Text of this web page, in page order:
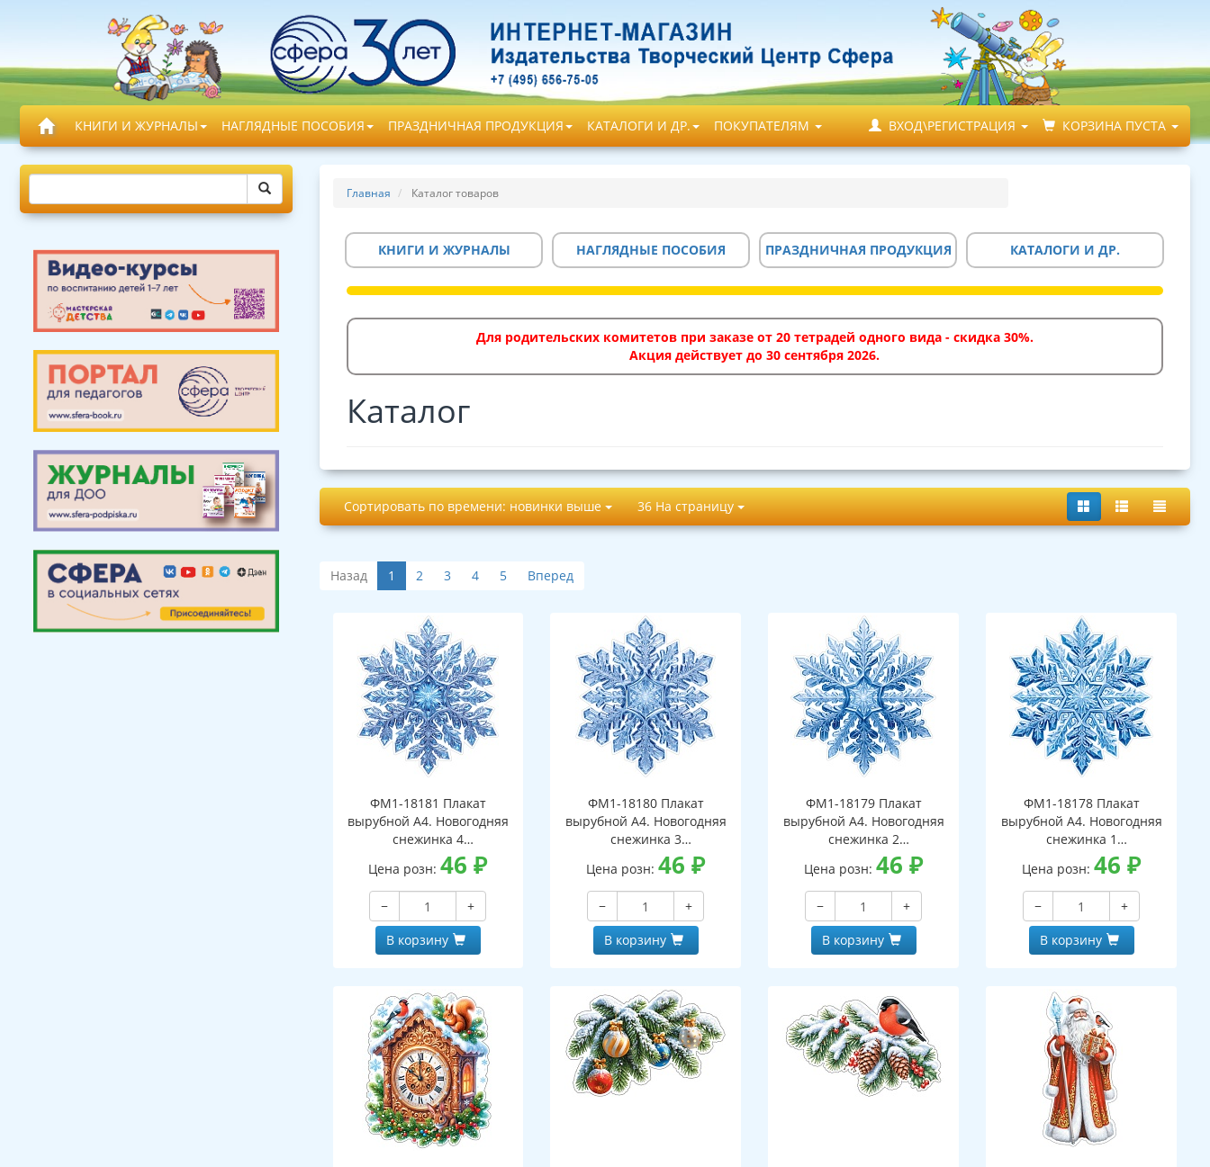
КНИГИ И ЖУРНАЛЫ НАГЛЯДНЫЕ ПОСОБИЯ ПРАЗДНИЧНАЯ ПРОДУКЦИЯ КАТАЛОГИ И ДР. ПОКУПАТЕЛЯМ ВХОД\РЕГИСТРАЦИЯ КОРЗИНА ПУСТА
Главная Каталог товаров
КНИГИ И ЖУРНАЛЫ НАГЛЯДНЫЕ ПОСОБИЯ ПРАЗДНИЧНАЯ ПРОДУКЦИЯ КАТАЛОГИ И ДР.
Для родительских комитетов при заказе от 20 тетрадей одного вида - скидка 30%.
Акция действует до 30 сентября 2026.
Каталог
Сортировать по времени: новинки выше 36 На страницу
Назад 1 2 3 4 5 Вперед
ФМ1-18181 Плакат
вырубной А4. Новогодняя
снежинка 4
(двухсторонний, ВД-лак)
Цена розн:46₽
−
+
В корзину
ФМ1-18180 Плакат
вырубной А4. Новогодняя
снежинка 3
(двухсторонний, ВД-лак)
Цена розн:46₽
−
+
В корзину
ФМ1-18179 Плакат
вырубной А4. Новогодняя
снежинка 2
(двухсторонний, ВД-лак)
Цена розн:46₽
−
+
В корзину
ФМ1-18178 Плакат
вырубной А4. Новогодняя
снежинка 1
(двухсторонний, ВД-лак)
Цена розн:46₽
−
+
В корзину